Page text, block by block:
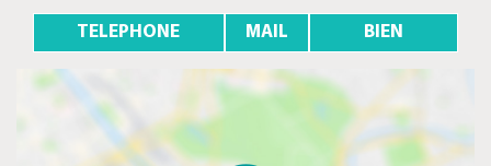
TELEPHONE MAIL BIEN